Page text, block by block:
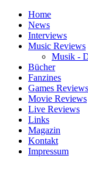
Home
News
Interviews
Music Reviews
Musik -
Bücher
Fanzines
Games Reviews
Movie Reviews
Live Reviews
Links
Magazin
Kontakt
Impressum